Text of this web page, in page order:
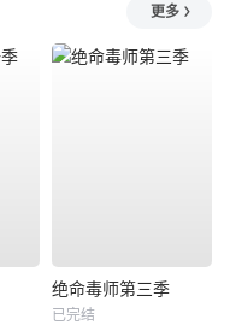
更多
绝命毒师第三季
已完结